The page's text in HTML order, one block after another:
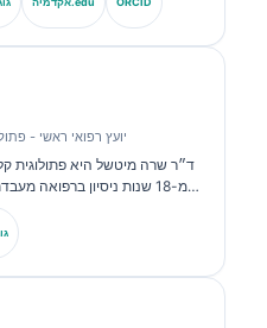
רשת הנוירונים הקניינית.
יועץ רפואי ראשי -
ד״ר שרה מיטשל היא פתולוגית
מ-18 שנות ניסיון ברפואה
מחזיקה בהסמכות התמחות בכימיה
לוחות סמנים ביולוגיים